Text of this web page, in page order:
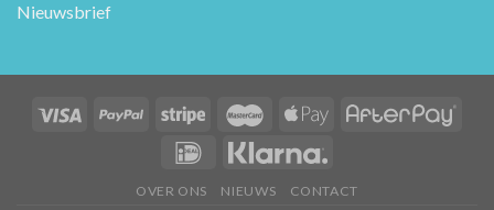
Nieuwsbrief
OVER ONS NIEUWS CONTACT